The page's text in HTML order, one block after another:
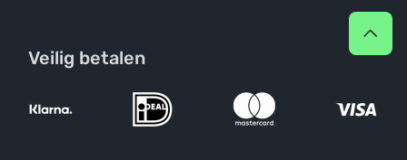
Veilig betalen